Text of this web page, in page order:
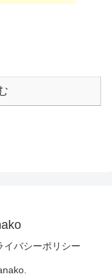
イバシーポリシー